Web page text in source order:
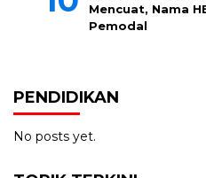
Mencuat, Nama
Pemodal
PENDIDIKAN
No posts yet.